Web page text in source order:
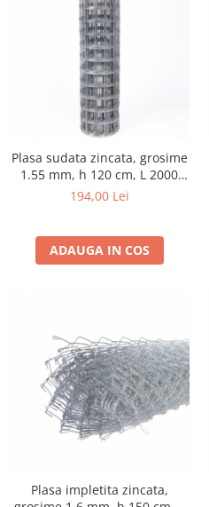
Produse decorative
Produse pentru constructii
Aparate pneumatice
Pistoale de vopsit
Set aer comprimat
Compresoare
Scule si accesorii pneumatice
Scule electrice
Aparate de sudura
Aeroterme si tunuri de caldura
Ciocane rotopercutoare
Ciocane electro-pneumatice
Fierastrau circular
Fierastrau electric
Fierastrau pendular vertical
Polizor unghiular
Plasa sudata zincata, grosime
1.55 mm, h 120 cm, L 2000
cm, gri
194,00 Lei
ADAUGA IN COS
Plasa impletita zincata,